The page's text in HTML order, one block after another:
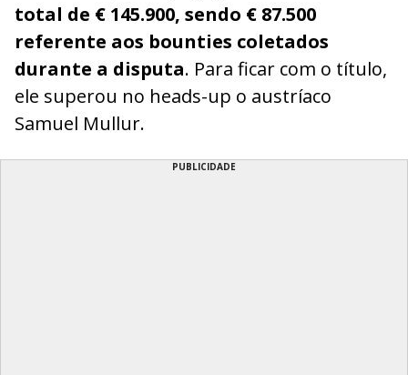
total de € 145.900, sendo € 87.500
referente aos bounties coletados
durante a disputa. Para ficar com o título,
ele superou no heads-up o austríaco
Samuel Mullur.
PUBLICIDADE